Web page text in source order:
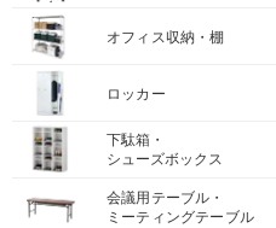
オフィス収納・棚
ロッカー
下駄箱・
シューズボックス
会議用テーブル・
ミーティングテーブル